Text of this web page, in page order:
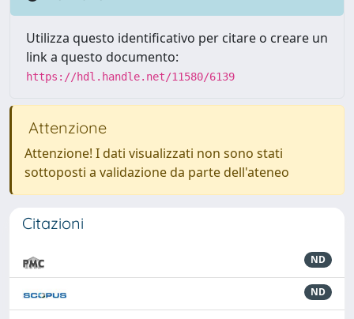
Utilizza questo identificativo per citare o creare un
link a questo documento:
https://hdl.handle.net/11580/6139
Attenzione
Attenzione! I dati visualizzati non sono stati
sottoposti a validazione da parte dell'ateneo
Citazioni
ND
ND